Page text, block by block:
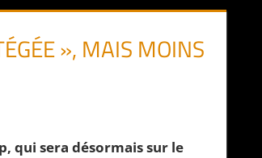
», MAIS MOINS
qui sera désormais sur le